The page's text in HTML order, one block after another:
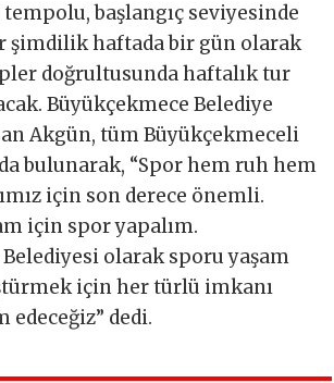
başlangıç seviyesinde
şimdilik haftada bir gün olarak
doğrultusunda haftalık tur
Büyükçekmece Belediye
Akgün, tüm Büyükçekmeceli
bulunarak, “Spor hem ruh hem
için son derece önemli.
için spor yapalım.
olarak sporu yaşam
için her türlü imkanı
edeceğiz” dedi.